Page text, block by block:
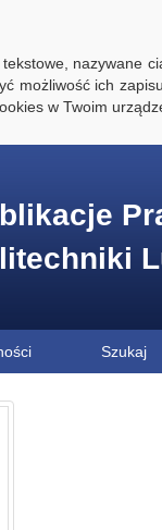
nazywane
możliwość ich
w Twoim
Szukaj